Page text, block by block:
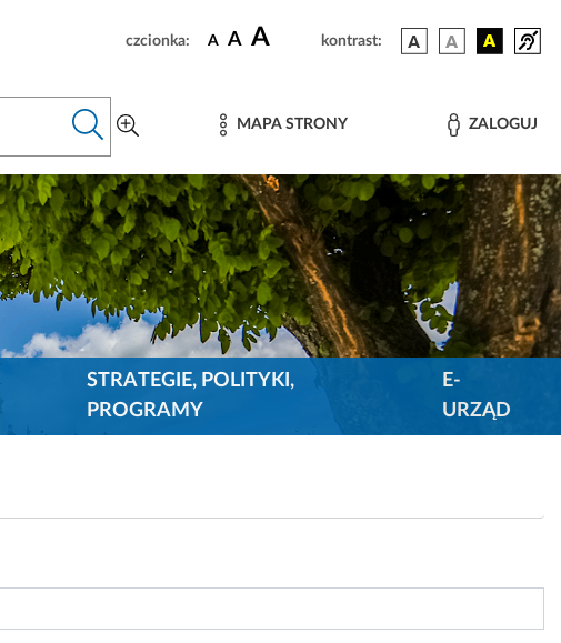
czcionka: A A A kontrast:
MAPA STRONY ZALOGUJ
STRATEGIE, POLITYKI,
PROGRAMY
E-
URZĄD